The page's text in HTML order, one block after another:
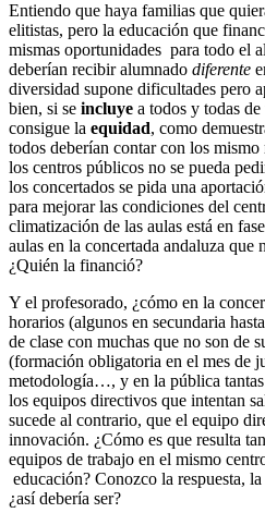
Entiendo que haya familias que
elitistas, pero la educación que
mismas oportunidades para todo el
deberían recibir alumnado diferente
diversidad supone dificultades pero
bien, si se incluye a todos y todas
consigue la equidad, como
todos deberían contar con los
los centros públicos no se pueda
los concertados se pida una
para mejorar las condiciones del
climatización de las aulas está en
aulas en la concertada andaluza que
¿Quién la financió?
Y el profesorado, ¿cómo en la
horarios (algunos en secundaria
de clase con muchas que no son de
(formación obligatoria en el mes de
metodología…, y en la pública tantas
los equipos directivos que intentan
sucede al contrario, que el equipo
innovación. ¿Cómo es que resulta
equipos de trabajo en el mismo
educación? Conozco la respuesta,
¿así debería ser?